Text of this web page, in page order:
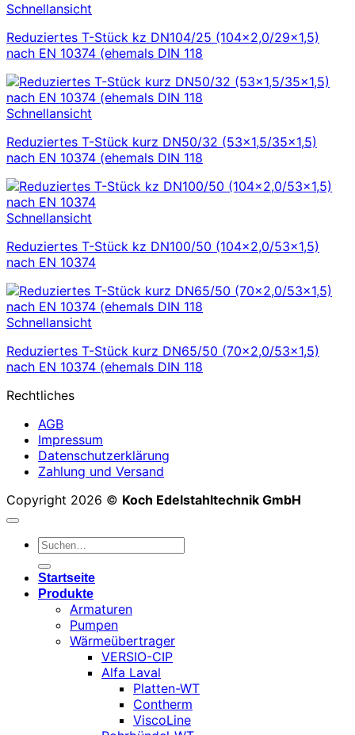
Schnellansicht
Reduziertes T-Stück kz DN104/25 (104×2,0/29×1,5)
nach EN 10374 (ehemals DIN 118
Schnellansicht
Reduziertes T-Stück kurz DN50/32 (53×1,5/35×1,5)
nach EN 10374 (ehemals DIN 118
Schnellansicht
Reduziertes T-Stück kz DN100/50 (104×2,0/53×1,5)
nach EN 10374
Schnellansicht
Reduziertes T-Stück kurz DN65/50 (70×2,0/53×1,5)
nach EN 10374 (ehemals DIN 118
Rechtliches
AGB
Impressum
Datenschutzerklärung
Zahlung und Versand
Copyright 2026 © Koch Edelstahltechnik GmbH
Suchen
Startseite
Produkte
Armaturen
Pumpen
Wärmeübertrager
VERSIO-CIP
Alfa Laval
Platten-WT
Contherm
ViscoLine